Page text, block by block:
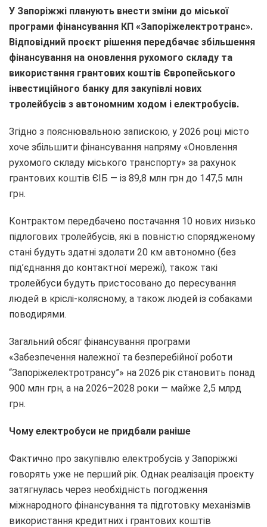
У Запоріжжі планують внести зміни до міської
програми фінансування КП «Запоріжелектротранс».
Відповідний проєкт рішення передбачає збільшення
фінансування на оновлення рухомого складу та
використання грантових коштів Європейського
інвестиційного банку для закупівлі нових
тролейбусів з автономним ходом і електробусів.
Згідно з пояснювальною запискою, у 2026 році місто
хоче збільшити фінансування напряму «Оновлення
рухомого складу міського транспорту» за рахунок
грантових коштів ЄІБ — із 89,8 млн грн до 147,5 млн
грн.
Контрактом передбачено постачання 10 нових низько
підлогових тролейбусів, які в повністю спорядженому
стані будуть здатні здолати 20 км автономно (без
під’єднання до контактної мережі), також такі
тролейбуси будуть пристосовано до пересування
людей в кріслі-колясному, а також людей із собаками
поводирями.
Загальний обсяг фінансування програми
«Забезпечення належної та безперебійної роботи
“Запоріжелектротрансу”» на 2026 рік становить понад
900 млн грн, а на 2026–2028 роки — майже 2,5 млрд
грн.
Чому електробуси не придбали раніше
Фактично про закупівлю електробусів у Запоріжжі
говорять уже не перший рік. Однак реалізація проєкту
затягнулась через необхідність погодження
міжнародного фінансування та підготовку механізмів
використання кредитних і грантових коштів